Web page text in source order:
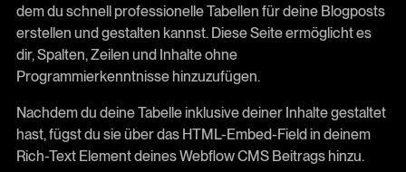
dem du schnell professionelle Tabellen für deine Blogposts
erstellen und gestalten kannst. Diese Seite ermöglicht es
dir, Spalten, Zeilen und Inhalte ohne
Programmierkenntnisse hinzuzufügen.
Nachdem du deine Tabelle inklusive deiner Inhalte gestaltet
hast, fügst du sie über das HTML-Embed-Field in deinem
Rich-Text Element deines Webflow CMS Beitrags hinzu.